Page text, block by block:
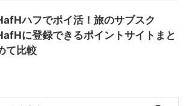
ハフでポイ活！旅のサブスク
に登録できるポイントサイトまと
て比較